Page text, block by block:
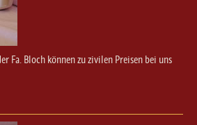
Fa. Bloch können zu zivilen Preisen bei uns